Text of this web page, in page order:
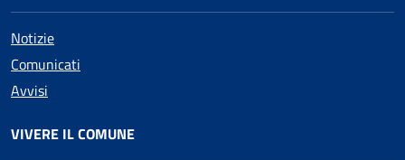
Notizie
Comunicati
Avvisi
VIVERE IL COMUNE